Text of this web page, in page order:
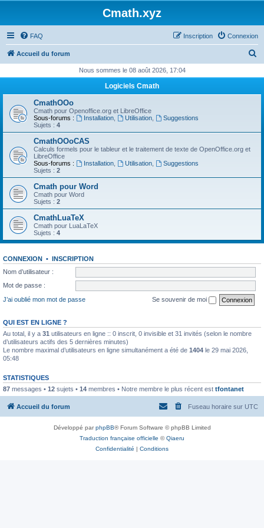
Cmath.xyz
FAQ Connexion
Inscription
Accueil du forum
h
r
Nous sommes le 08 août 2026, 17:04
Logiciels Cmath
CmathOOo
Cmath pour Openoffice.org et LibreOffice
Sous-forums :
Installation, Utilisation,
Suggestions
Sujets : 4
CmathOOoCAS
Calculs formels pour le tableur et le traitement de texte de OpenOffice.org et
LibreOffice
Sous-forums :
Installation, Utilisation,
Suggestions
Sujets : 2
Cmath pour Word
Cmath pour Word
Sujets : 2
CmathLuaTeX
Cmath pour LuaLaTeX
Sujets : 4
CONNEXION • INSCRIPTION
Nom d’utilisateur :
Mot de passe :
J’ai oublié mon mot de passe
Se souvenir de moi
QUI EST EN LIGNE ?
Au total, il y a 31 utilisateurs en ligne :: 0 inscrit, 0 invisible et 31 invités (selon le nombre
d’utilisateurs actifs des 5 dernières minutes)
Le nombre maximal d’utilisateurs en ligne simultanément a été de 1404 le 29 mai 2026,
05:48
STATISTIQUES
87 messages • 12 sujets • 14 membres • Notre membre le plus récent est tfontanet
Accueil du forum Fuseau horaire sur UTC
Développé parphpBB® Forum Software © phpBB Limited
Traduction française officielle ©Qiaeru
Confidentialité | Conditions